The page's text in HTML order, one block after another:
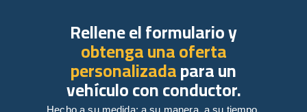
Rellene el formulario y
obtenga una oferta
personalizadapara un
vehículo con conductor.
Hecho a su medida: a su manera, a su tiempo,